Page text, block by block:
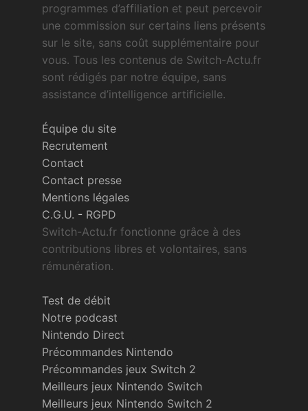
programmes d’affiliation et peut percevoir
une commission sur certains liens présents
sur le site, sans coût supplémentaire pour
vous. Tous les contenus de Switch-Actu.fr
sont rédigés par notre équipe, sans
assistance d’intelligence artificielle.
Équipe du site
Recrutement
Contact
Contact presse
Mentions légales
C.G.U. - RGPD
Switch-Actu.fr fonctionne grâce à des
contributions libres et volontaires, sans
rémunération.
Test de débit
Notre podcast
Nintendo Direct
Précommandes Nintendo
Précommandes jeux Switch 2
Meilleurs jeux Nintendo Switch
Meilleurs jeux Nintendo Switch 2